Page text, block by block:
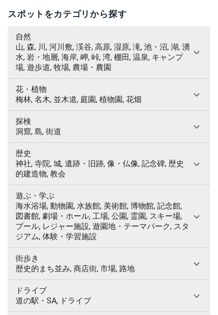
スポットをカテゴリから探す
自然
山, 森, 川, 河川敷, 渓谷, 高原, 湿原, 滝, 池・沼, 湖, 湧
水, 岩・地層, 海岸, 岬, 峠, 湾, 棚田, 温泉, キャンプ
場, 遊歩道, 牧場, 農場・農園
花・植物
梅林, 名木, 並木道, 庭園, 植物園, 花畑
探検
洞窟, 島, 街道
歴史
神社, 寺院, 城, 遺跡・旧跡, 像・仏像, 記念碑, 歴史
的建造物, 教会
遊ぶ・学ぶ
海水浴場, 動物園, 水族館, 美術館, 博物館, 記念館,
図書館, 劇場・ホール, 工場, 公園, 霊園, スキー場,
プール, レジャー施設, 遊園地・テーマパーク, スタ
ジアム, 体験・学習施設
街歩き
歴史的まち並み, 商店街, 市場, 路地
ドライブ
道の駅・SA, ドライブ